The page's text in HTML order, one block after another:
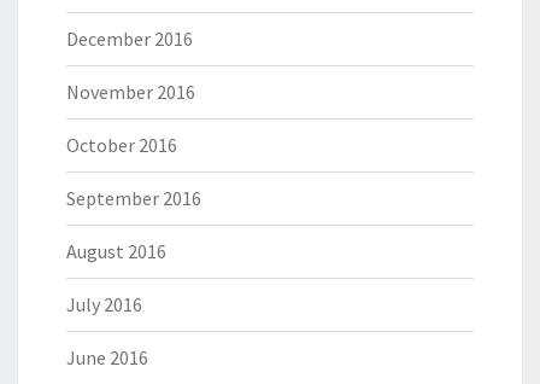
December 2016
November 2016
October 2016
September 2016
August 2016
July 2016
June 2016